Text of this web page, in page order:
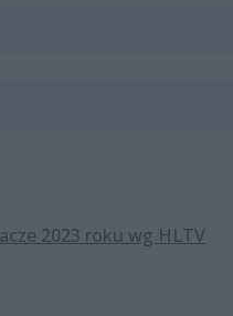
2023 roku wg HLTV